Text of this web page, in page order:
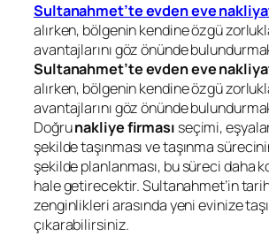
Sultanahmet’te evden eve
alırken, bölgenin kendine özgü
avantajlarını göz önünde
Sultanahmet’te evden eve
alırken, bölgenin kendine özgü
avantajlarını göz önünde
Doğrunakliye firması seçimi,
şekilde taşınması ve taşınma
şekilde planlanması, bu süreci daha
hale getirecektir. Sultanahmet’in
zenginlikleri arasında yeni evinize
çıkarabilirsiniz.